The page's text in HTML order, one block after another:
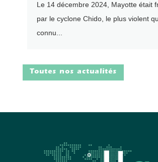
Le 14 décembre 2024, Mayotte était
par le cyclone Chido, le plus violent
connu...
Toutes nos actualités